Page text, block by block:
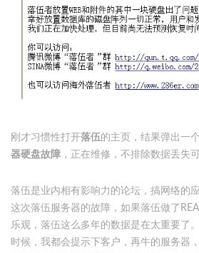
刚才习惯性打开落伍的主页，结果弹出一
器硬盘故障 ，正在维修，不排除数据丢失可
落伍是业内相有影响力的论坛，搞网络的
这次落伍服务器的故障，如果落伍做了
乐观，落伍这么多年的数据是在太重要了
时候，我都会提示下客户，再牛的服务器